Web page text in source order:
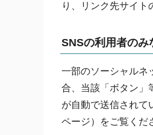
り、リンク先サイト
SNSの利用者のみ
一部のソーシャルネ
合、当該「ボタン」
が自動で送信されて
ページ）をご覧くだ